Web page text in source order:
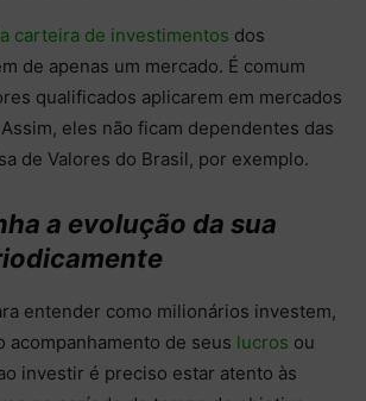
carteira de investimentos dos
de apenas um mercado. É comum
qualificados aplicarem em mercados
eles não ficam dependentes das
de Valores do Brasil, por exemplo.
a evolução da sua
entender como milionários investem,
acompanhamento de seus lucros ou
investir é preciso estar atento às